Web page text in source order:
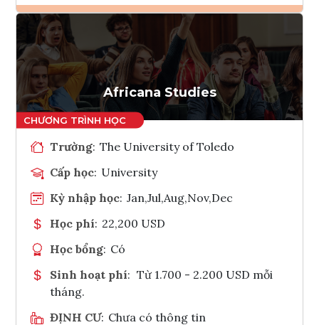
Ghi danh
Tham vấn Interlink
Africana Studies
Trường: The University of Toledo
Cấp học: University
Kỳ nhập học: Jan,Jul,Aug,Nov,Dec
Học phí: 22,200 USD
Học bổng: Có
Sinh hoạt phí: Từ 1.700 - 2.200 USD mỗi
tháng.
ĐỊNH CƯ: Chưa có thông tin